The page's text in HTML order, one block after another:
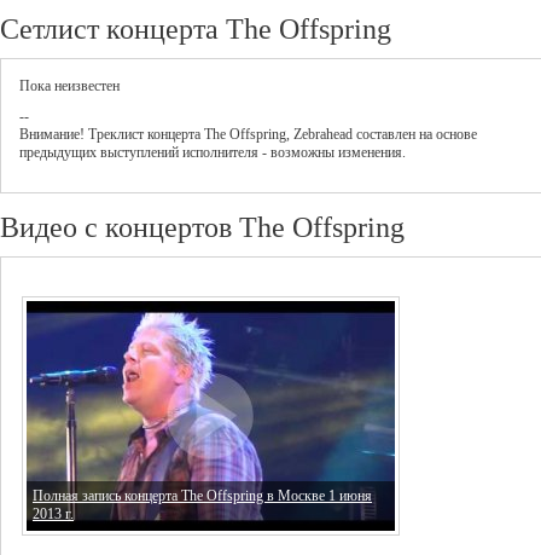
Сетлист концерта The Offspring
Пока неизвестен
--
Внимание! Треклист концерта The Offspring, Zebrahead составлен на основе
предыдущих выступлений исполнителя - возможны изменения.
Видео с концертов The Offspring
Полная запись концерта The Offspring в Москве 1 июня
2013 г.